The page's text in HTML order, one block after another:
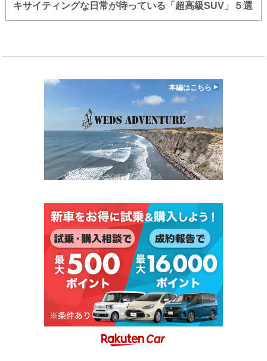
キサイティングな日常が待っている「超高級SUV」５選
本編はこちら